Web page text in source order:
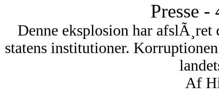
Presse -
Denne eksplosion har
statens institutioner.
Af